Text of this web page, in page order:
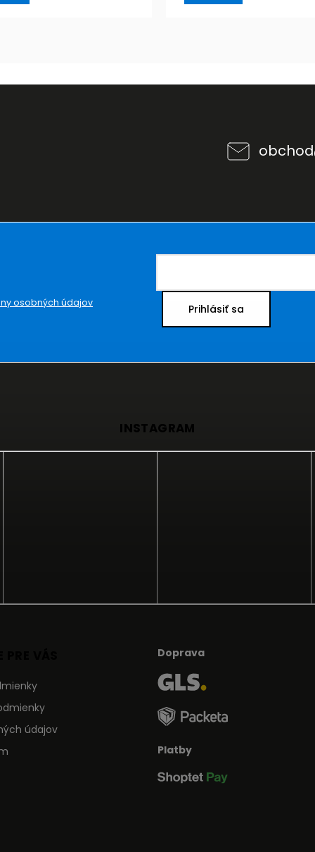
obchod
osobných údajov Prihlásiť sa
INSTAGRAM
údajov
Doprava
Platby